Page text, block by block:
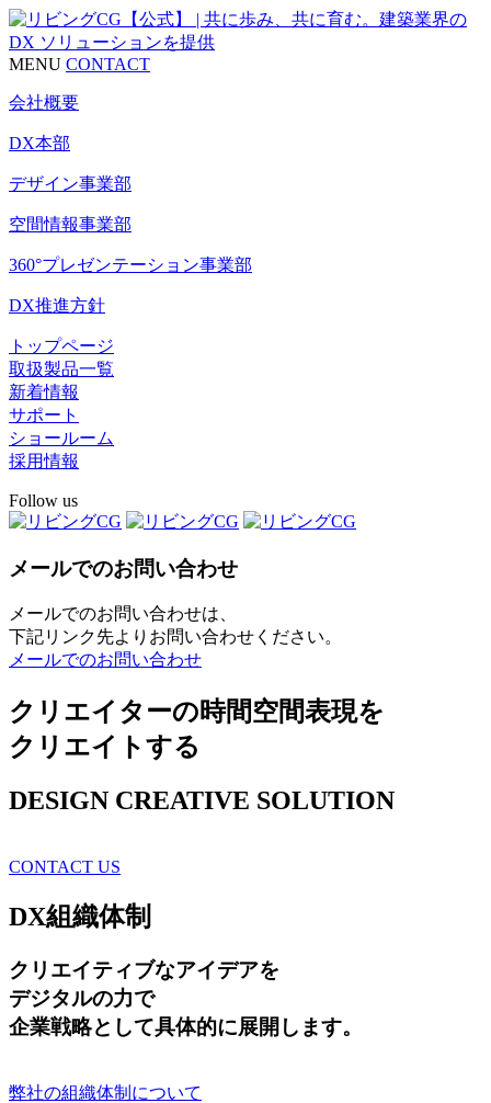
MENU CONTACT
会社概要
DX本部
デザイン事業部
空間情報事業部
360°プレゼンテーション事業部
DX推進方針
トップページ
取扱製品一覧
新着情報
サポート
ショールーム
採用情報
Follow us
メールでのお問い合わせ
メールでのお問い合わせは、
下記リンク先よりお問い合わせください。
メールでのお問い合わせ
クリエイターの時間空間表現を
クリエイトする
DESIGN CREATIVE SOLUTION
CONTACT US
DX組織体制
クリエイティブなアイデアを
デジタルの力で
企業戦略として具体的に展開します。
弊社の組織体制について